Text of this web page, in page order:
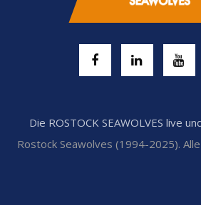
Die ROSTOCK SEAWOLVES live
Rostock Seawolves (1994-2025).